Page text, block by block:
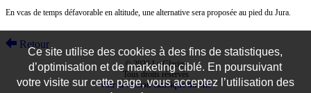
En vcas de temps défavorable en altitude, une alternative sera proposée au pied du Jura.
Retour
© 2026 Le Glacier
Tous droits réservés
Voir la version classique du site
Ce site utilise des cookies à des fins de statistiques,
d’optimisation et de marketing ciblé. En poursuivant
votre visite sur cette page, vous acceptez l’utilisation des